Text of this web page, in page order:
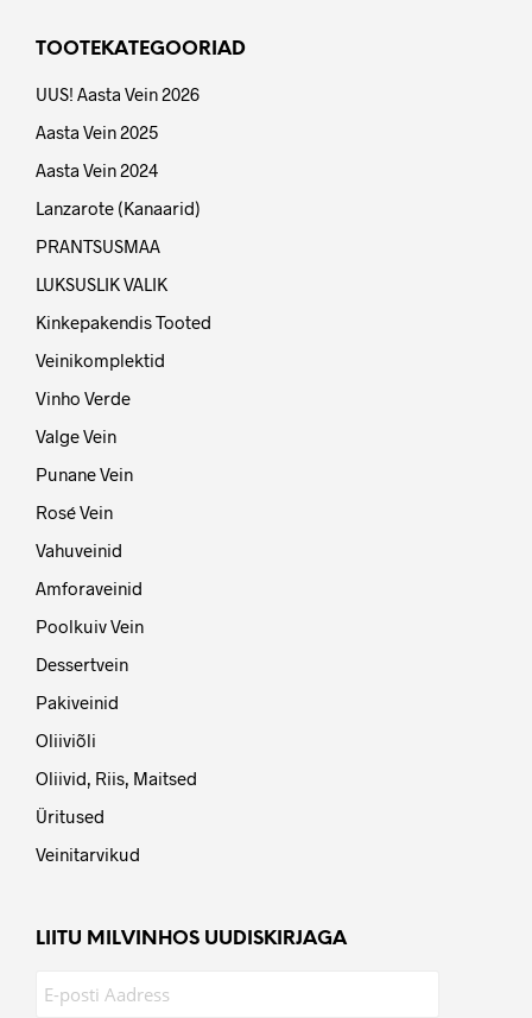
TOOTEKATEGOORIAD
UUS! Aasta Vein 2026
Aasta Vein 2025
Aasta Vein 2024
Lanzarote (Kanaarid)
PRANTSUSMAA
LUKSUSLIK VALIK
Kinkepakendis Tooted
Veinikomplektid
Vinho Verde
Valge Vein
Punane Vein
Rosé Vein
Vahuveinid
Amforaveinid
Poolkuiv Vein
Dessertvein
Pakiveinid
Oliiviõli
Oliivid, Riis, Maitsed
Üritused
Veinitarvikud
LIITU MILVINHOS UUDISKIRJAGA